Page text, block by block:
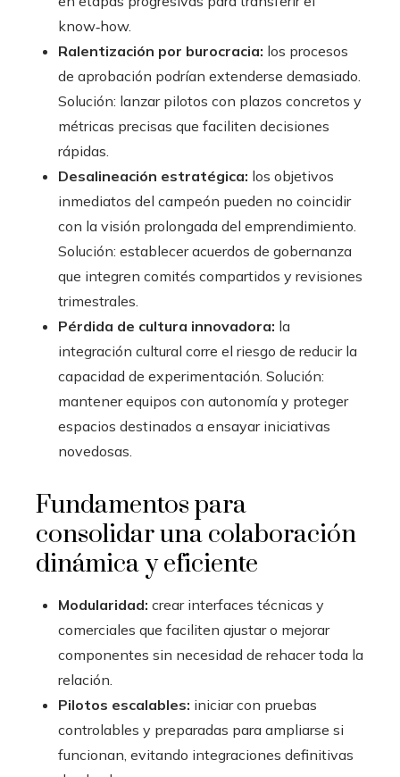
know‑how.
Ralentización por burocracia: los procesos
de aprobación podrían extenderse demasiado.
Solución: lanzar pilotos con plazos concretos y
métricas precisas que faciliten decisiones
rápidas.
Desalineación estratégica: los objetivos
inmediatos del campeón pueden no coincidir
con la visión prolongada del emprendimiento.
Solución: establecer acuerdos de gobernanza
que integren comités compartidos y revisiones
trimestrales.
Pérdida de cultura innovadora: la
integración cultural corre el riesgo de reducir la
capacidad de experimentación. Solución:
mantener equipos con autonomía y proteger
espacios destinados a ensayar iniciativas
novedosas.
Fundamentos para
consolidar una colaboración
dinámica y eficiente
Modularidad: crear interfaces técnicas y
comerciales que faciliten ajustar o mejorar
componentes sin necesidad de rehacer toda la
relación.
Pilotos escalables: iniciar con pruebas
controlables y preparadas para ampliarse si
funcionan, evitando integraciones definitivas